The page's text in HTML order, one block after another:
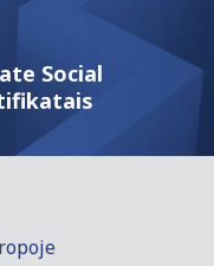
Social